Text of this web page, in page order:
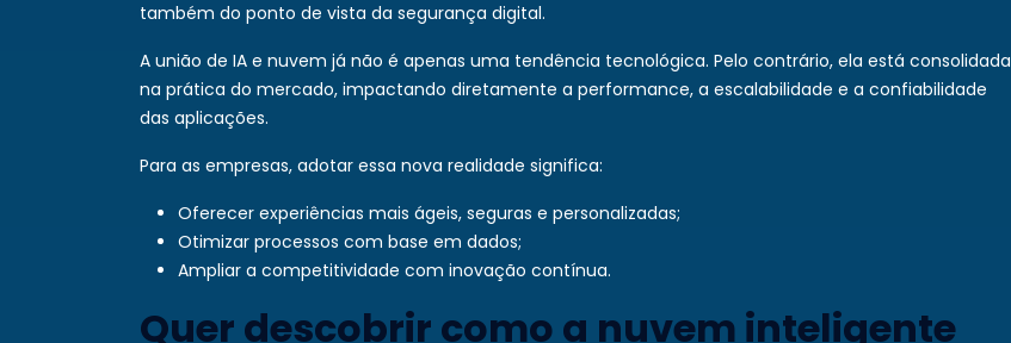
também do ponto de vista da segurança digital.
A união de IA e nuvem já não é apenas uma tendência tecnológica. Pelo contrário, ela está consolidada
na prática do mercado, impactando diretamente a performance, a escalabilidade e a confiabilidade
das aplicações.
Para as empresas, adotar essa nova realidade significa:
Oferecer experiências mais ágeis, seguras e personalizadas;
Otimizar processos com base em dados;
Ampliar a competitividade com inovação contínua.
Quer descobrir como a nuvem inteligente